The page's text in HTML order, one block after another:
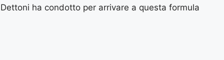
ha condotto per arrivare a questa formula